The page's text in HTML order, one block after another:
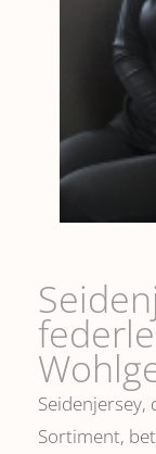
Seidenjersey,
Sortiment,